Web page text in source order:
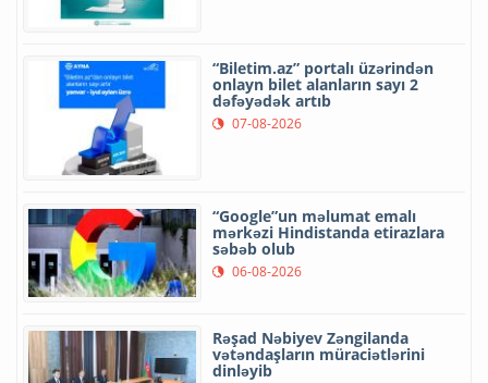
“Biletim.az” portalı üzərindən
onlayn bilet alanların sayı 2
dəfəyədək artıb
07-08-2026
“Google”un məlumat emalı
mərkəzi Hindistanda etirazlara
səbəb olub
06-08-2026
Rəşad Nəbiyev Zəngilanda
vətəndaşların müraciətlərini
dinləyib